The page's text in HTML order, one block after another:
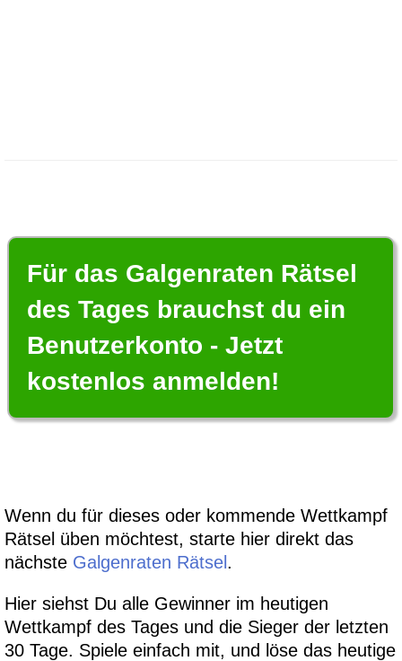
Für das Galgenraten Rätsel
des Tages brauchst du ein
Benutzerkonto - Jetzt
kostenlos anmelden!
Wenn du für dieses oder kommende Wettkampf
Rätsel üben möchtest, starte hier direkt das
nächste Galgenraten Rätsel .
Hier siehst Du alle Gewinner im heutigen
Wettkampf des Tages und die Sieger der letzten
30 Tage. Spiele einfach mit, und löse das heutige